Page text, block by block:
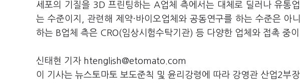
세포의 기질을 3D 프린팅하는 A업체 측에서는 대체로 딜러나 유통
는 수준이지, 관련해 제약·바이오업체와 공동연구를 하는 수준은 아
하는 B업체 측은 CRO(임상시험수탁기관) 등 다양한 업체와 접촉 중
신태현 기자 htenglish@etomato.com
이 기사는 뉴스토마토 보도준칙 및 윤리강령에 따라 강영관 산업2부